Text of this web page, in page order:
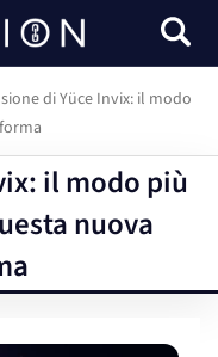
di Yüce Invix: il modo
il modo più
nuova